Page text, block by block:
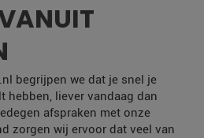
begrijpen we dat je snel je
hebben, liever vandaag dan
afspraken met onze
zorgen wij ervoor dat veel van